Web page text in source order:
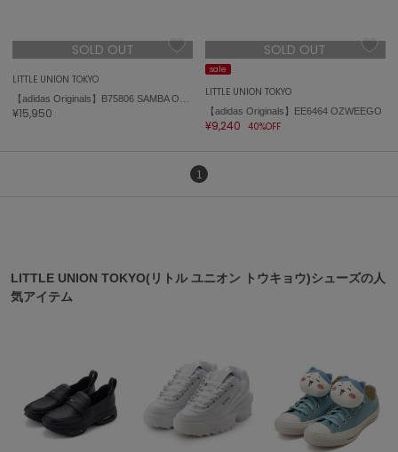
プーマ
Reebok
リーボック
SESAME STREET MARKET
セサミストリートマーケット
Sneakers by emmi
スニーカーズ バイ エミ
Snow Peak
SOLD OUT
LITTLE UNION TOKYO
¥15,950
SOLD OUT
sale
LITTLE UNION TOKYO
【adidas Originals】EE6464 OZWEEGO
¥9,240 40%OFF
1
LITTLE UNION TOKYO(リトル ユニオン トウキョウ)シューズの人
気アイテム